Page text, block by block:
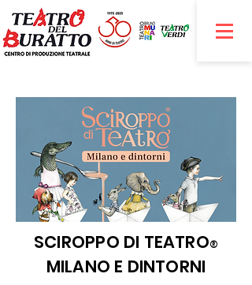
SCIROPPO DI TEATRO®
MILANO E DINTORNI